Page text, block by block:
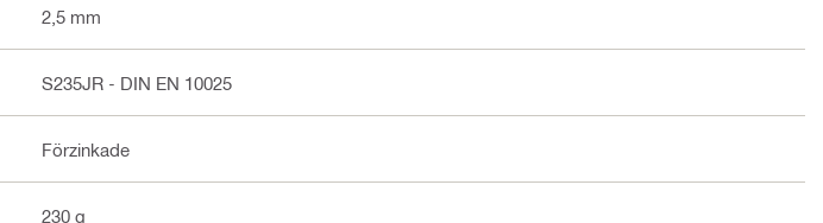
2,5 mm
S235JR - DIN EN 10025
Förzinkade
230 g